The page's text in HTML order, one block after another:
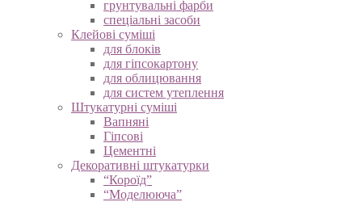
грунтувальні фарби
спеціальні засоби
Клейові суміші
для блоків
для гіпсокартону
для облицювання
для систем утеплення
Штукатурні суміші
Вапняні
Гіпсові
Цементні
Декоративні штукатурки
“Короїд”
“Моделююча”